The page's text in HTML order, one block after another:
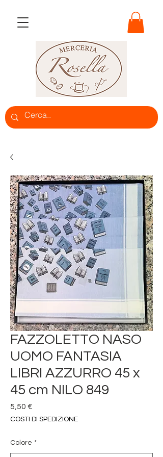
FAZZOLETTO NASO
UOMO FANTASIA
LIBRI AZZURRO 45 x
45 cm NILO 849
5,50 €
COSTI DI SPEDIZIONE
Colore *